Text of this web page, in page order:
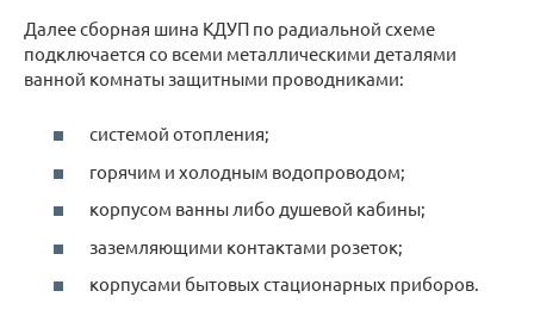
Далее сборная шина КДУП по радиальной схеме
подключается со всеми металлическими деталями
ванной комнаты защитными проводниками:
системой отопления;
горячим и холодным водопроводом;
корпусом ванны либо душевой кабины;
заземляющими контактами розеток;
корпусами бытовых стационарных приборов.